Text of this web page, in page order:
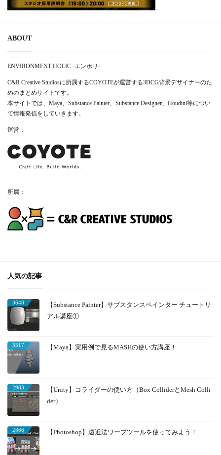
ABOUT
ENVIRONMENT HOLIC -エンホリ-
C&R Creative Studiosに所属するCOYOTEが運営する3DCG背景デザイナーのた
めのまとめサイトです。
本サイトでは、Maya、Substance Painter、Substance Designer、Houdini等につい
て情報発信をしていきます。
運営：
所属：
人気の記事
3648
【Substance Painter】サブスタンスペインター チュートリ
アル講座①
3517 【Maya】実用例で見るMASHの使い方講座！
2983
【Unity】コライダーの使い方（Box ColliderとMesh Colli
der）
2866 【Photoshop】遠近法ワープツールを使ってみよう！